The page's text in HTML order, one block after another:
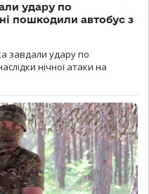
удару по
пошкодили автобус з
завдали удару по
нічної атаки на